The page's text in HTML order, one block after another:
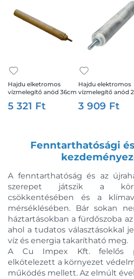
Hajdu elketromos
vízmelegítő anód 36cm
5 321 Ft
Hajdu elektromos
vízmelegítő anód
3 909 Ft
Fenntarthatósági
A fenntarthatóság és az
szerepet játszik a
csökkentésében és a
mérséklésében. Bár sokan
háztartásokban a fürdőszoba
ahol a tudatos választásokkal
víz és energia takarítható meg.
A Cu Impex Kft. felelős
elkötelezett a környezet
működés mellett. Az elmúlt